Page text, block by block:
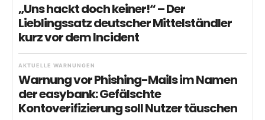
„Uns hackt doch keiner!“ – Der
Lieblingssatz deutscher Mittelständler
kurz vor dem Incident
AKTUELLE WARNUNGEN
Warnung vor Phishing-Mails im Namen
der easybank: Gefälschte
Kontoverifizierung soll Nutzer täuschen